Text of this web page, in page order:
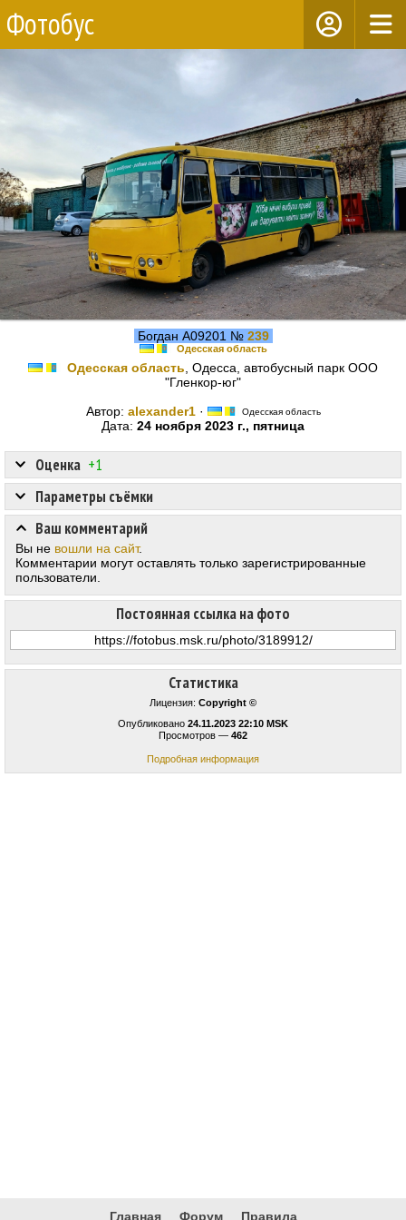
Фотобус
Богдан А09201 № 239
Одесская область
Одесская область , Одесса, автобусный парк ООО
"Гленкор-юг"
Автор: alexander1· Одесская область
Дата: 24 ноября 2023 г., пятница
Статистика
Лицензия: Copyright ©
Опубликовано 24.11.2023 22:10 MSK
Просмотров — 462
Подробная информация
Оценка +1
Постоянная ссылка на фото
Параметры съёмки
Ваш комментарий
Вы не вошли на сайт.
Комментарии могут оставлять только зарегистрированные
пользователи.
Главная Форум Правила